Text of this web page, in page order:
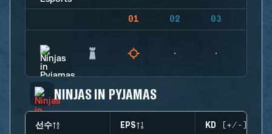
01 02 03
NINJAS IN PYJAMAS
선수 EPS KD (+/-)